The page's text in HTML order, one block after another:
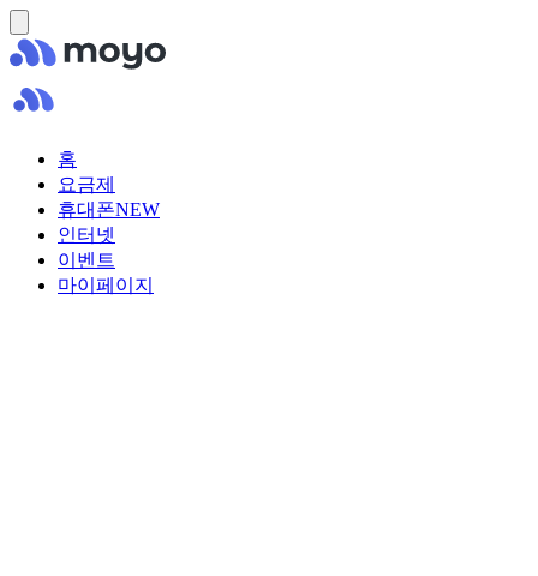
홈
요금제
휴대폰NEW
인터넷
이벤트
마이페이지